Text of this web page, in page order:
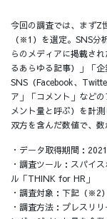
今回の調査では、まずZ
（※1）を選定。SNS
らのメディアに掲載さ
るあらゆる記事）」「
SNS（Facebook、
ア」「コメント」など
メント量と呼ぶ）を計
双方を含んだ数値で、
・データ取得期間：
・調査ツール：スパイ
ル「THINK for HR」
・調査対象：下記（※2
・調査方法：プレスリ